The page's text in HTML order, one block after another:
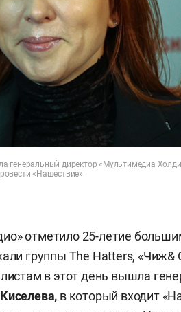
генеральный директор «Мультимедиа
«Нашествие»
отметило 25-летие
группы The Hatters, «Чиж&
в этот день вышла
в который входит